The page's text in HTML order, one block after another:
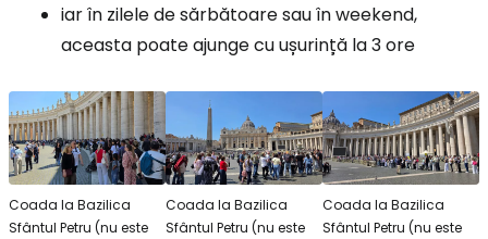
iar în zilele de sărbătoare sau în weekend,
aceasta poate ajunge cu ușurință la 3 ore
Coada la Bazilica
Sfântul Petru (nu este
Coada la Bazilica
Sfântul Petru (nu este
Coada la Bazilica
Sfântul Petru (nu este